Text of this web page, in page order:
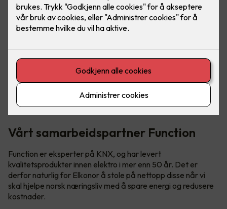
Høsten 2022 åpnet Regjeringen for at norske bedrifter
søke om støtte på opptil 50 % av utgiftene
spare energi. De som fikk innvilget søknaden har to år på å
gjennomføre tiltakene, og med smarte løsninger blir dette en
enkel sak.
Vårt samarbeidspartner Function
Function er eksperter på KNX, og har levert
kvalitetsprodukter innen elektro i mer enn 50 år. Det er
derfor naturlig for Elkonor å stole på nettopp disse når vi
skal hjelpe norsk næringsliv med å spare energi og redusere
kostnader.